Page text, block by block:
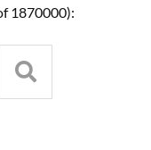
1870000):